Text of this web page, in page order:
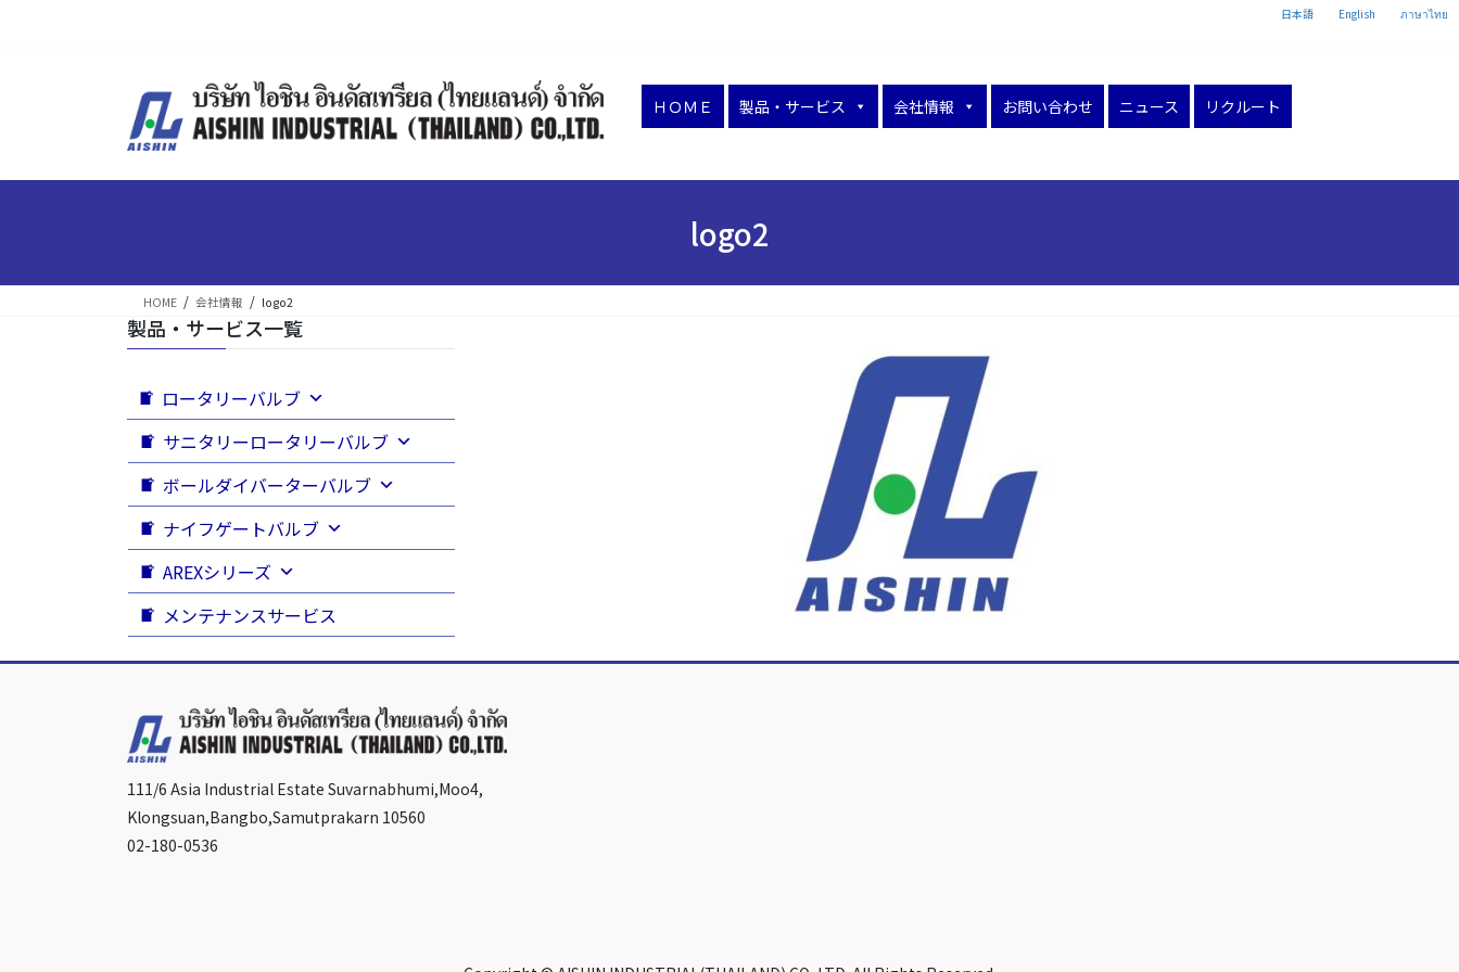
日本語 English ภาษาไทย
ＨＯＭＥ 製品・サービス 会社情報 お問い合わせ ニュース リクルート
logo2
HOME 会社情報 logo2
製品・サービス一覧
ロータリーバルブ
サニタリーロータリーバルブ
ボールダイバーターバルブ
ナイフゲートバルブ
AREXシリーズ
メンテナンスサービス
111/6 Asia Industrial Estate Suvarnabhumi,Moo4,
Klongsuan,Bangbo,Samutprakarn 10560
02-180-0536